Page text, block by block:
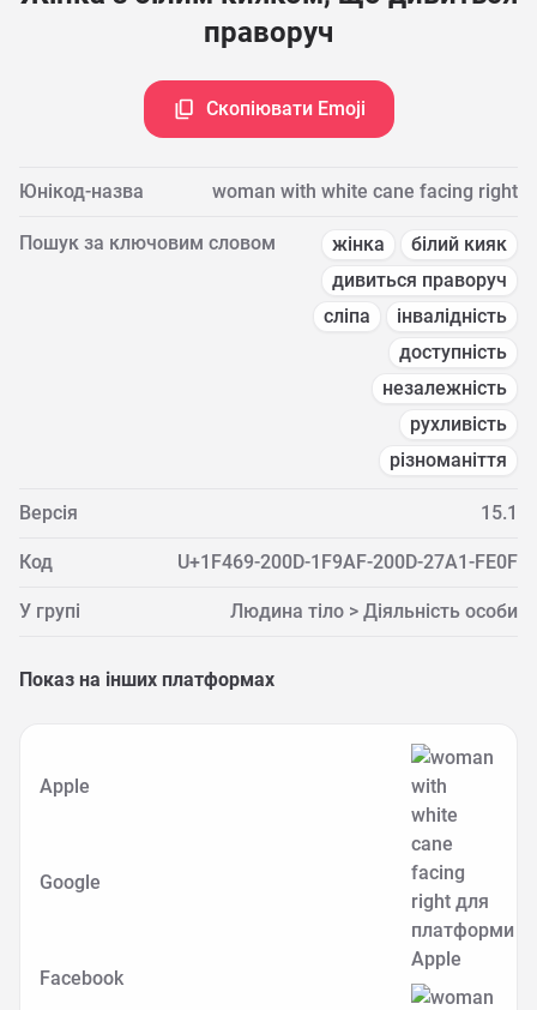
праворуч
Скопіювати Emoji
Юнікод-назва woman with white cane facing right
Пошук за ключовим словом жінка
білий кияк
дивиться праворуч
сліпа
інвалідність
доступність
незалежність
рухливість
різноманіття
Версія 15.1
Код U+1F469-200D-1F9AF-200D-27A1-FE0F
У групі Людина тіло > Діяльність особи
Показ на інших платформах
Apple
Google
Facebook